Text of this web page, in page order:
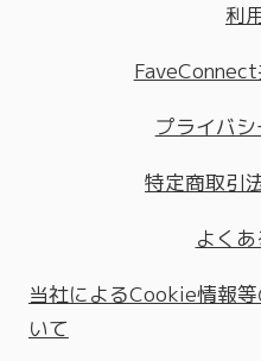
利
プライバ
特定商取引
よく
当社によるCookie情報
いて